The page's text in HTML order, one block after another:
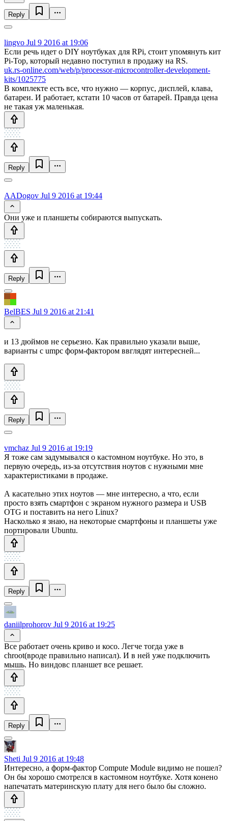
Reply
lingvo Jul 9 2016 at 19:06
Если речь идет о DIY ноутбуках для RPi, стоит упомянуть кит
Pi-Top, который недавно поступил в продажу на RS.
uk.rs-online.com/web/p/processor-microcontroller-development-
kits/1025775
В комплекте есть все, что нужно — корпус, дисплей, клава,
батареи. И работает, кстати 10 часов от батарей. Правда цена
не такая уж маленькая.
Reply
AADogov Jul 9 2016 at 19:44
Они уже и планшеты собираются выпускать.
Reply
BelBES Jul 9 2016 at 21:41
и 13 дюймов не серьезно. Как правильно указали выше,
варианты с umpc форм-фактором ввглядят интересней...
Reply
vmchaz Jul 9 2016 at 19:19
Я тоже сам задумывался о кастомном ноутбуке. Но это, в
первую очередь, из-за отсутствия ноутов с нужными мне
характеристиками в продаже.
А касательно этих ноутов — мне интересно, а что, если
просто взять смартфон с экраном нужного размера и USB
OTG и поставить на него Linux?
Насколько я знаю, на некоторые смартфоны и планшеты уже
портировали Ubuntu.
Reply
daniilprohorov Jul 9 2016 at 19:25
Все работает очень криво и косо. Легче тогда уже в
chroot(вроде правильно написал). И в ней уже подключить
мышь. Но виндовс планшет все решает.
Reply
Sheti Jul 9 2016 at 19:48
Интересно, а форм-фактор Compute Module видимо не пошел?
Он бы хорошо смотрелся в кастомном ноутбуке. Хотя конено
напечатать материнскую плату для него было бы сложно.